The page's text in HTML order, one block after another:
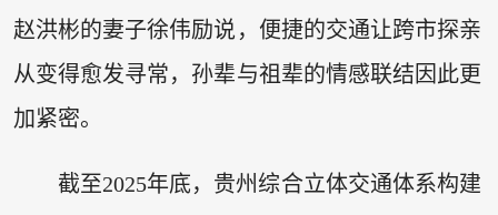
赵洪彬的妻子徐伟励说，便捷的交通让跨市探亲
从变得愈发寻常，孙辈与祖辈的情感联结因此更
加紧密。
截至2025年底，贵州综合立体交通体系构建